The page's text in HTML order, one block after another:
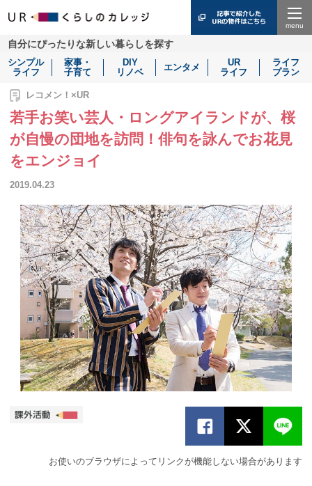
自分にぴったりな新しい暮らしを探す
シンプル
ライフ
家事・
子育て
DIY
リノベ
エンタメ
UR
ライフ
ライフ
プラン
レコメン！×UR
若手お笑い芸人・ロングアイランドが、桜
が自慢の団地を訪問！俳句を詠んでお花見
をエンジョイ
2019.04.23
お使いのブラウザによってリンクが機能しない場合があります